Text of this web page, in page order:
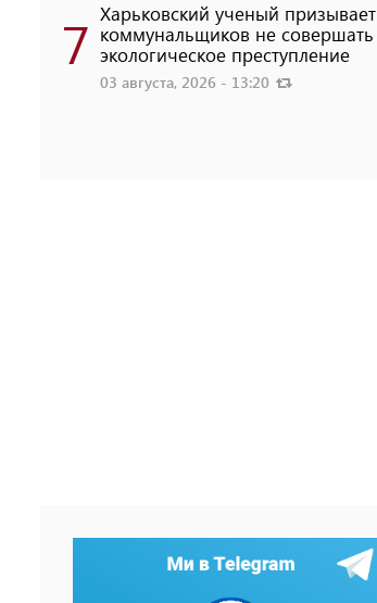
7 Харьковский ученый призывает
коммунальщиков не совершать
экологическое преступление
03 августа, 2026 - 13:20